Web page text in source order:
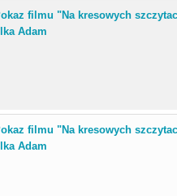
filmu "Na kresowych
Adam
filmu "Na kresowych
Adam